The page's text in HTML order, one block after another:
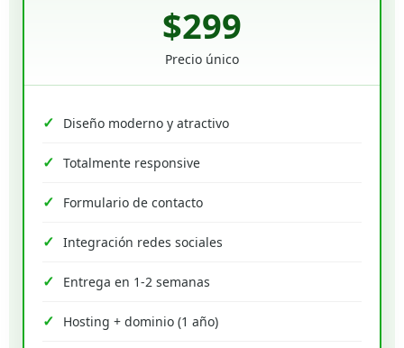
$299
Precio único
Diseño moderno y atractivo
Totalmente responsive
Formulario de contacto
Integración redes sociales
Entrega en 1-2 semanas
Hosting + dominio (1 año)